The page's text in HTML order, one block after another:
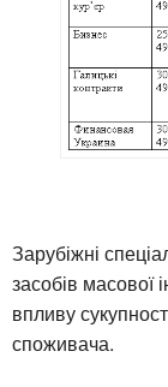
Зарубіжні
засобів масової
впливу
споживача.